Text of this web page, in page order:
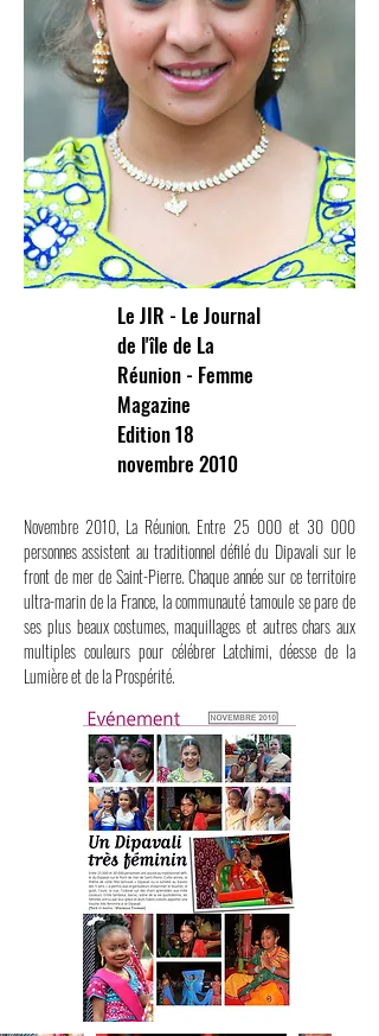
Le JIR - Le Journal
de l'île de La
Réunion - Femme
Magazine
Edition 18
novembre 2010
Novembre 2010, La Réunion. Entre 25 000 et 30 000
personnes assistent au traditionnel défilé du Dipavali sur le
front de mer de Saint-Pierre. Chaque année sur ce territoire
ultra-marin de la France, la communauté tamoule se pare de
ses plus beaux costumes, maquillages et autres chars aux
multiples couleurs pour célébrer Latchimi, déesse de la
Lumière et de la Prospérité.